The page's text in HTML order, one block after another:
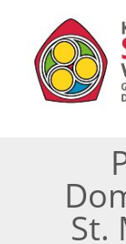
St.